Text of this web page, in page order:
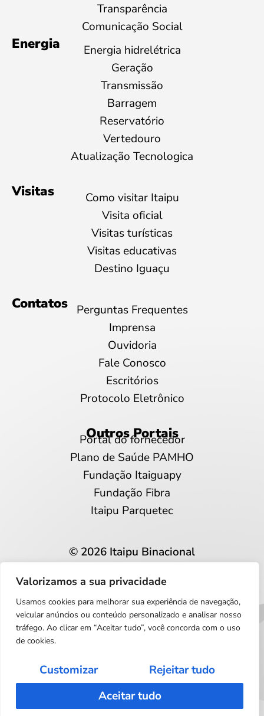
Valorizamos a sua privacidade
Usamos cookies para melhorar sua experiência de navegação,
veicular anúncios ou conteúdo personalizado e analisar nosso
tráfego. Ao clicar em “Aceitar tudo”, você concorda com o uso
de cookies.
Customizar
Rejeitar tudo
Aceitar tudo
Transparência
Comunicação Social
Energia
Energia hidrelétrica
Geração
Transmissão
Barragem
Reservatório
Vertedouro
Atualização Tecnologica
Visitas
Como visitar Itaipu
Visita oficial
Visitas turísticas
Visitas educativas
Destino Iguaçu
Contatos
Perguntas Frequentes
Imprensa
Ouvidoria
Fale Conosco
Escritórios
Protocolo Eletrônico
Outros Portais
Portal do fornecedor
Plano de Saúde PAMHO
Fundação Itaiguapy
Fundação Fibra
Itaipu Parquetec
© 2026 Itaipu Binacional
Privacidade e proteção de dados
Português